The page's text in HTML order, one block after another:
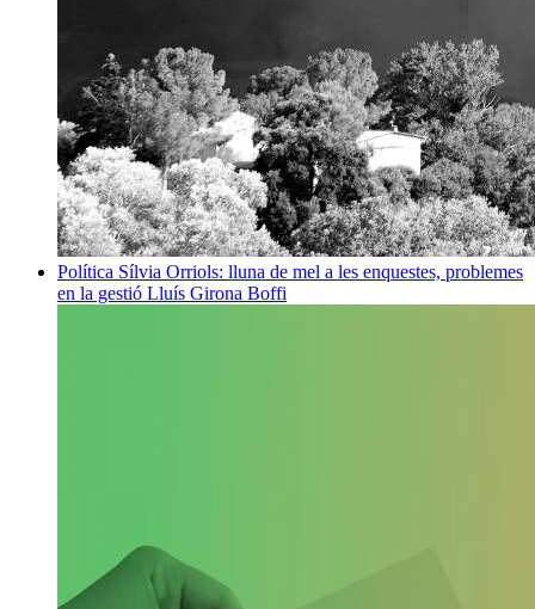
Política Sílvia Orriols: lluna de mel a les enquestes, problemes
en la gestió Lluís Girona Boffi